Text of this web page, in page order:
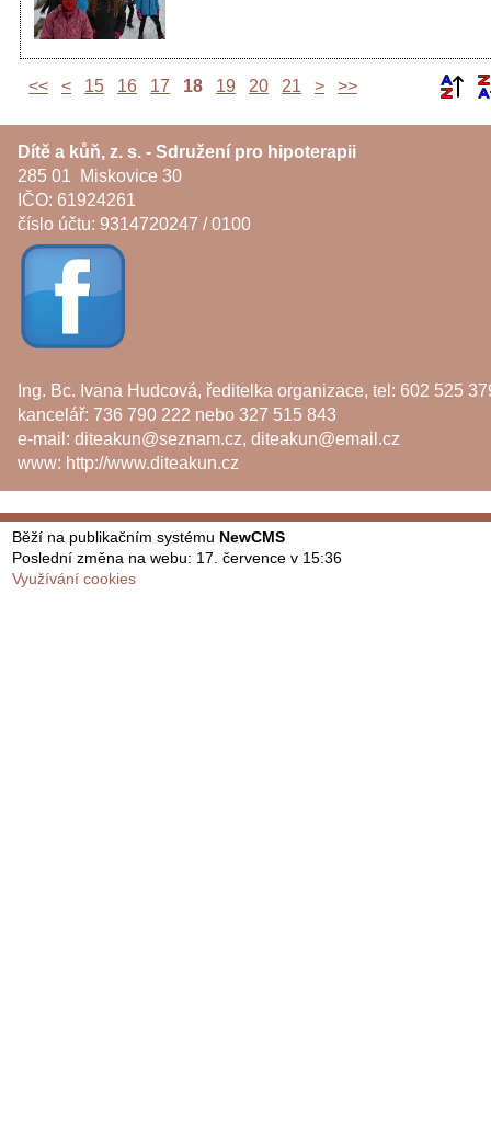
<< < 15 16 17 18 19 20 21 > >>
Dítě a kůň, z. s. - Sdružení pro hipoterapii
285 01 Miskovice 30
IČO: 61924261
číslo účtu: 9314720247 / 0100
Ing. Bc. Ivana Hudcová, ředitelka organizace, tel: 602 525
kancelář: 736 790 222 nebo 327 515 843
e-mail: diteakun@seznam.cz, diteakun@email.cz
www: http://www.diteakun.cz
Běží na publikačním systému NewCMS
Poslední změna na webu: 17. července v 15:36
Využívání cookies